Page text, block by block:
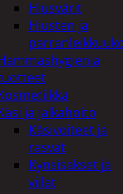
Hiusvärit
Hiusten ja
ja jalkahoito
Käsivoiteet ja
rasvat
Kynsisakset ja
viilat